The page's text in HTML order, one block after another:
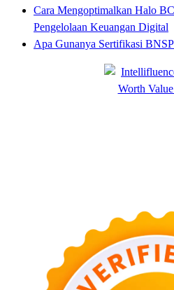
Cara Mengoptimalkan Halo
Pengelolaan Keuangan Digital
Apa Gunanya Sertifikasi